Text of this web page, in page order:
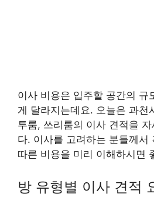
이사 비용은 입주할 공간의 규
게 달라지는데요. 오늘은 과천
투룸, 쓰리룸의 이사 견적을
다. 이사를 고려하는 분들께서
따른 비용을 미리 이해하시면
방 유형별 이사 견적